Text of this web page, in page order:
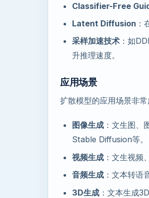
Classifier-Free
Latent Diffusion ：
采样加速技术 ：如
升推理速度。
应用场景
扩散模型的应用场景非常
图像生成 ：文生图
Stable Diffusion等。
视频生成 ：文生视频
音频生成 ：文本转语
3D生成 ：文本生成